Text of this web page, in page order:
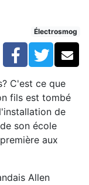
pour surexposer
une
Électrosmog
Facebook
C'est ce que
fils est tombé
de
son école
aux
Allen